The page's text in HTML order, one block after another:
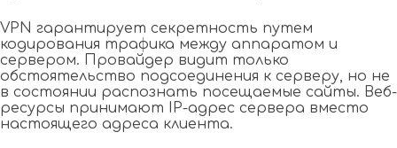
VPN гарантирует секретность путем
кодирования трафика между аппаратом и
сервером. Провайдер видит только
обстоятельство подсоединения к серверу, но не
в состоянии распознать посещаемые сайты. Веб-
ресурсы принимают IP-адрес сервера вместо
настоящего адреса клиента.